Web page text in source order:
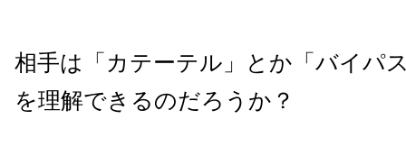
相手は「カテーテル」とか「バイパ
を理解できるのだろうか？